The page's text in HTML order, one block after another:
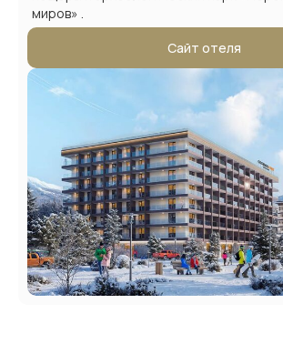
миров» .
Сайт отеля
Отели
сети Акции Услуги Связаться